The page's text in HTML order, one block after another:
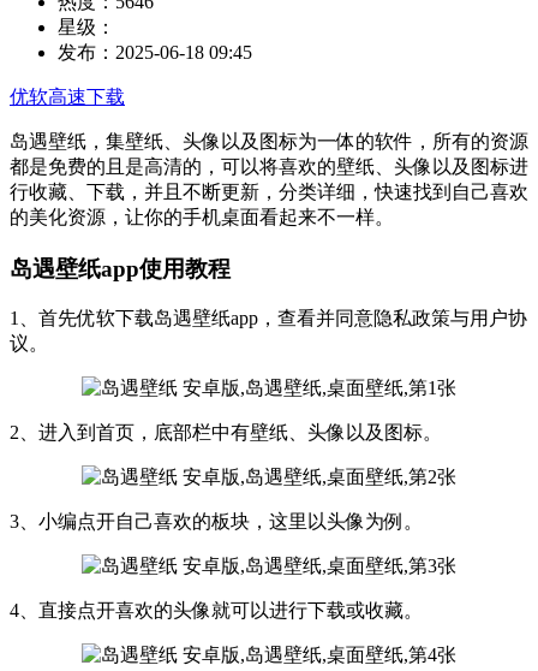
星级：
发布： 2025-06-18 09:45
优软高速下载
岛遇壁纸，集壁纸、头像以及图标为一体的软件，所有的资源
都是免费的且是高清的，可以将喜欢的壁纸、头像以及图标进
行收藏、下载，并且不断更新，分类详细，快速找到自己喜欢
的美化资源，让你的手机桌面看起来不一样。
岛遇壁纸app使用教程
1、首先优软下载岛遇壁纸app，查看并同意隐私政策与用户协
议。
2、进入到首页，底部栏中有壁纸、头像以及图标。
3、小编点开自己喜欢的板块，这里以头像为例。
4、直接点开喜欢的头像就可以进行下载或收藏。